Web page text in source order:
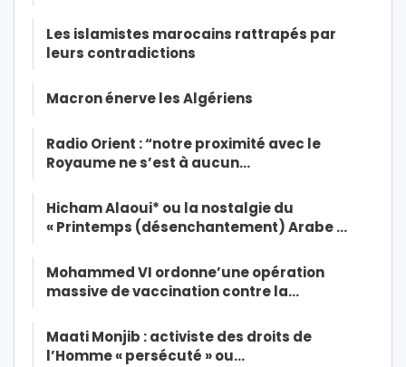
Les islamistes marocains rattrapés par
leurs contradictions
Macron énerve les Algériens
Radio Orient : “notre proximité avec le
Royaume ne s’est à aucun…
Hicham Alaoui* ou la nostalgie du
« Printemps (désenchantement) Arabe …
Mohammed VI ordonne’une opération
massive de vaccination contre la…
Maati Monjib : activiste des droits de
l’Homme « persécuté » ou…